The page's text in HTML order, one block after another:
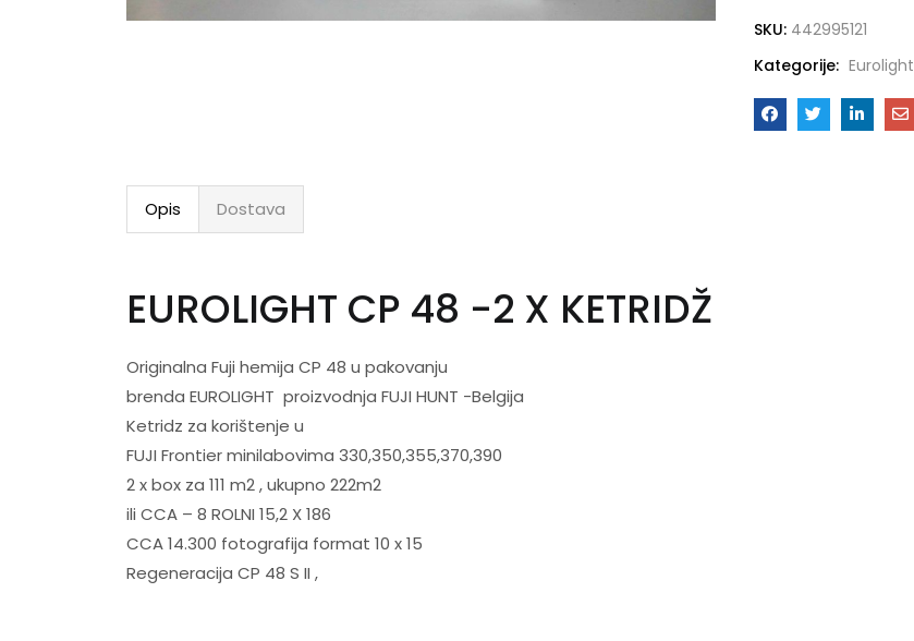
SKU: 442995121
Kategorije: Eurolight
Opis Dostava
EUROLIGHT CP 48 -2 X KETRIDŽ
Originalna Fuji hemija CP 48 u pakovanju
brenda EUROLIGHT proizvodnja FUJI HUNT -Belgija
Ketridz za korištenje u
FUJI Frontier minilabovima 330,350,355,370,390
2 x box za 111 m2 , ukupno 222m2
ili CCA – 8 ROLNI 15,2 X 186
CCA 14.300 fotografija format 10 x 15
Regeneracija CP 48 S II ,